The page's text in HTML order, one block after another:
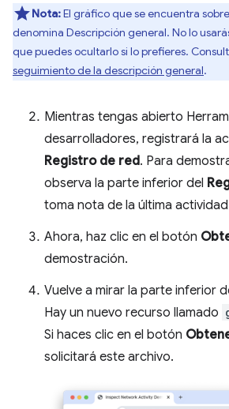
Nota:El gráfico que se encuentra
denomina Descripción general. No lo
que puedes ocultarlo si lo prefieres.
seguimiento de la descripción general.
Mientras tengas abierto
desarrolladores, registrará la
Registro de red. Para
observa la parte inferior del
toma nota de la última
Ahora, haz clic en el botón
demostración.
Vuelve a mirar la parte inferior
Hay un nuevo recurso llamado
Si haces clic en el botón
solicitará este archivo.